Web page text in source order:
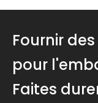
Fournir
pour
Faites